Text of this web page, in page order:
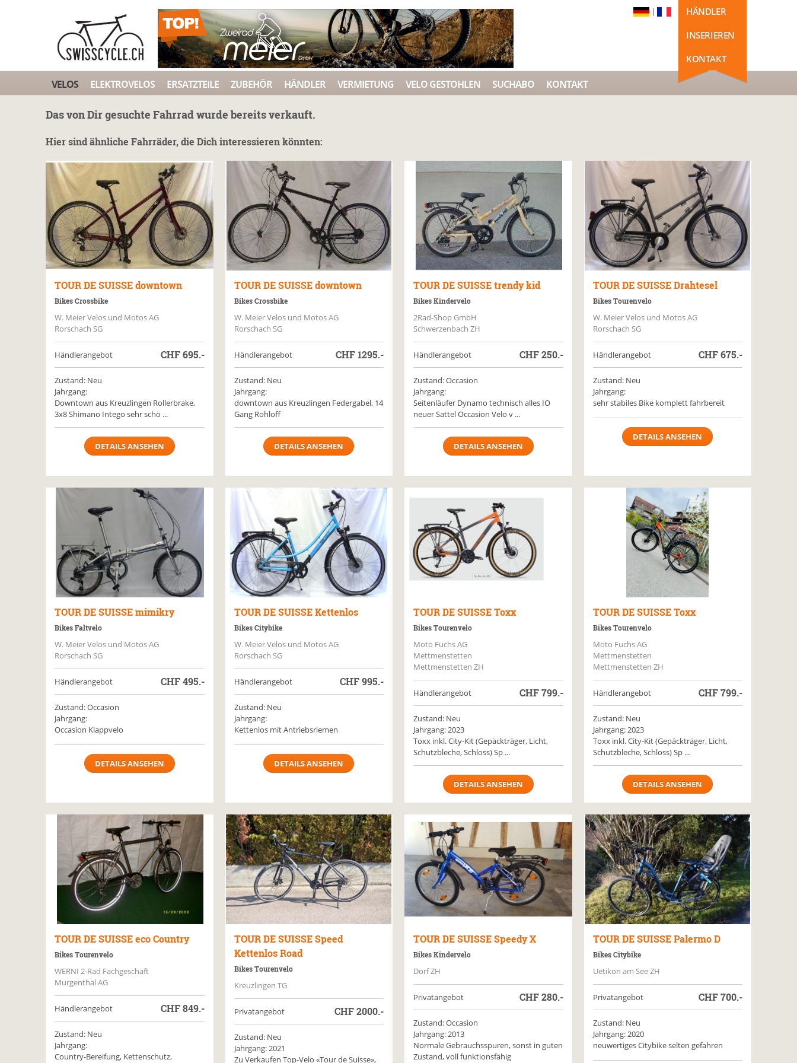
HÄNDLER
INSERIEREN
KONTAKT
|
VELOS ELEKTROVELOS ERSATZTEILE ZUBEHÖR HÄNDLER VERMIETUNG VELO GESTOHLEN SUCHABO KONTAKT
Das von Dir gesuchte Fahrrad wurde bereits verkauft.
Hier sind ähnliche Fahrräder, die Dich interessieren könnten:
TOUR DE SUISSEdowntown
Bikes Crossbike
W. Meier Velos und Motos AG
Rorschach SG
Händlerangebot CHF695.-
Zustand: Neu
Jahrgang:
Downtown aus Kreuzlingen Rollerbrake,
3x8 Shimano Intego sehr schö ...
DETAILS ANSEHEN
TOUR DE SUISSE downtown
Bikes Crossbike
W. Meier Velos und Motos AG
Rorschach SG
Händlerangebot CHF1295.-
Zustand: Neu
Jahrgang:
downtown aus Kreuzlingen Federgabel, 14
Gang Rohloff
DETAILS ANSEHEN
TOUR DE SUISSEtrendy kid
Bikes Kindervelo
2Rad-Shop GmbH
Schwerzenbach ZH
Händlerangebot CHF250.-
Zustand: Occasion
Jahrgang:
Seitenläufer Dynamo technisch alles IO
neuer Sattel Occasion Velo v ...
DETAILS ANSEHEN
TOUR DE SUISSE Drahtesel
Bikes Tourenvelo
W. Meier Velos und Motos AG
Rorschach SG
Händlerangebot CHF675.-
Zustand: Neu
Jahrgang:
sehr stabiles Bike komplett fahrbereit
DETAILS ANSEHEN
TOUR DE SUISSEmimikry
Bikes Faltvelo
W. Meier Velos und Motos AG
Rorschach SG
Händlerangebot CHF495.-
Zustand: Occasion
Jahrgang:
Occasion Klappvelo
DETAILS ANSEHEN
TOUR DE SUISSE Kettenlos
Bikes Citybike
W. Meier Velos und Motos AG
Rorschach SG
Händlerangebot CHF995.-
Zustand: Neu
Jahrgang:
Kettenlos mit Antriebsriemen
DETAILS ANSEHEN
TOUR DE SUISSEToxx
Bikes Tourenvelo
Moto Fuchs AG
Mettmenstetten
Mettmenstetten ZH
Händlerangebot CHF799.-
Zustand: Neu
Jahrgang: 2023
Toxx inkl. City-Kit (Gepäckträger, Licht,
Schutzbleche, Schloss) Sp ...
DETAILS ANSEHEN
TOUR DE SUISSE Toxx
Bikes Tourenvelo
Moto Fuchs AG
Mettmenstetten
Mettmenstetten ZH
Händlerangebot CHF799.-
Zustand: Neu
Jahrgang: 2023
Toxx inkl. City-Kit (Gepäckträger, Licht,
Schutzbleche, Schloss) Sp ...
DETAILS ANSEHEN
TOUR DE SUISSEeco Country
Bikes Tourenvelo
WERNI 2-Rad Fachgeschäft
Murgenthal AG
Händlerangebot CHF849.-
Zustand: Neu
Jahrgang:
Country-Bereifung, Kettenschutz,
TOUR DE SUISSE Speed
Kettenlos Road
Bikes Tourenvelo
Kreuzlingen TG
Privatangebot CHF2000.-
Zustand: Neu
Jahrgang: 2021
Zu Verkaufen Top-Velo «Tour de Suisse»,
TOUR DE SUISSESpeedy X
Bikes Kindervelo
Dorf ZH
Privatangebot CHF280.-
Zustand: Occasion
Jahrgang: 2013
Normale Gebrauchsspuren, sonst in guten
Zustand, voll funktionsfähig
TOUR DE SUISSE Palermo D
Bikes Citybike
Uetikon am See ZH
Privatangebot CHF700.-
Zustand: Neu
Jahrgang: 2020
neuwertiges Citybike selten gefahren